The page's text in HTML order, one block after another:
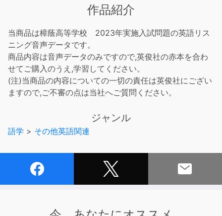
作品紹介
当商品は樟蔭高等学校 2023年実施入試問題の英語リス
ニング音声データです。
商品内容は音声データのみですので,英俊社の赤本を合わ
せてご購入のうえ,学習してください。
(注)当商品の内容についての一切の責任は英俊社にござい
ますので,ご不審の点は当社へご質問ください。
ジャンル
語学 > その他英語関連